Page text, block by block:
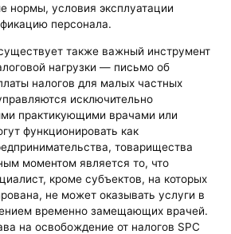
нормы, условия эксплуатации
персонала.
также важный инструмент
нагрузки — письмо об
налогов для малых частных
исключительно
практикующими врачами или
функционировать как
товарищества
моментом является то, что
кроме субъектов, на которых
не может оказывать услуги в
временно замещающих врачей.
на освобождение от налогов SPC